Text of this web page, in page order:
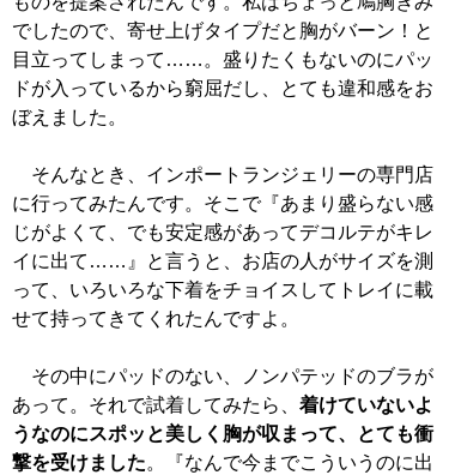
でしたので、寄せ上げタイプだと胸がバーン！と
目立ってしまって……。盛りたくもないのにパッ
ドが入っているから窮屈だし、とても違和感をお
ぼえました。
そんなとき、インポートランジェリーの専門店
に行ってみたんです。そこで『あまり盛らない感
じがよくて、でも安定感があってデコルテがキレ
イに出て……』と言うと、お店の人がサイズを測
って、いろいろな下着をチョイスしてトレイに載
せて持ってきてくれたんですよ。
その中にパッドのない、ノンパテッドのブラが
あって。それで試着してみたら、 着けていないよ
うなのにスポッと美しく胸が収まって、とても衝
撃を受けました。『なんで今までこういうのに出